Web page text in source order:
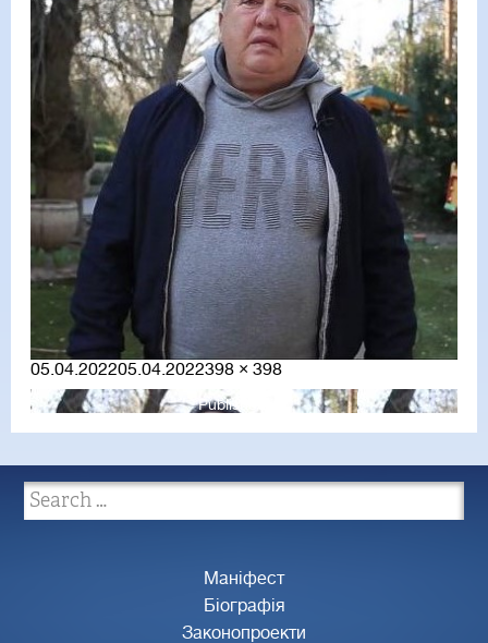
Posted
on
05.04.202205.04.2022Full
size
398 × 398
Published in
Маніфест
Біографія
Законопроекти